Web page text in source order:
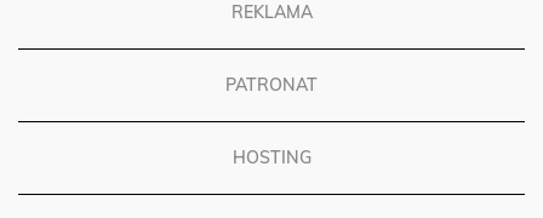
REKLAMA
PATRONAT
HOSTING